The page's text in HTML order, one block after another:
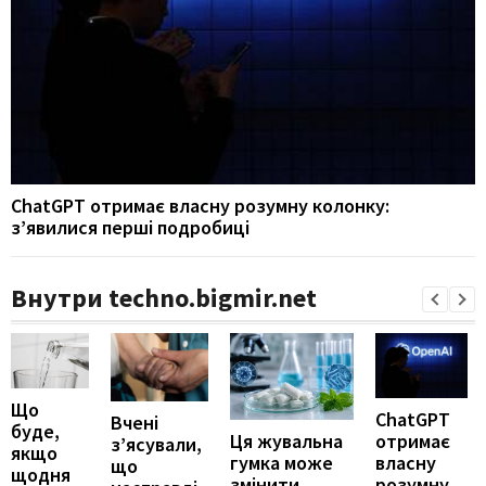
ChatGPT отримає власну розумну колонку:
з’явилися перші подробиці
Внутри techno.bigmir.net
Що
буде,
якщо
щодня
Вчені
з’ясували,
що
Ця жувальна
гумка може
ChatGPT
отримає
власну